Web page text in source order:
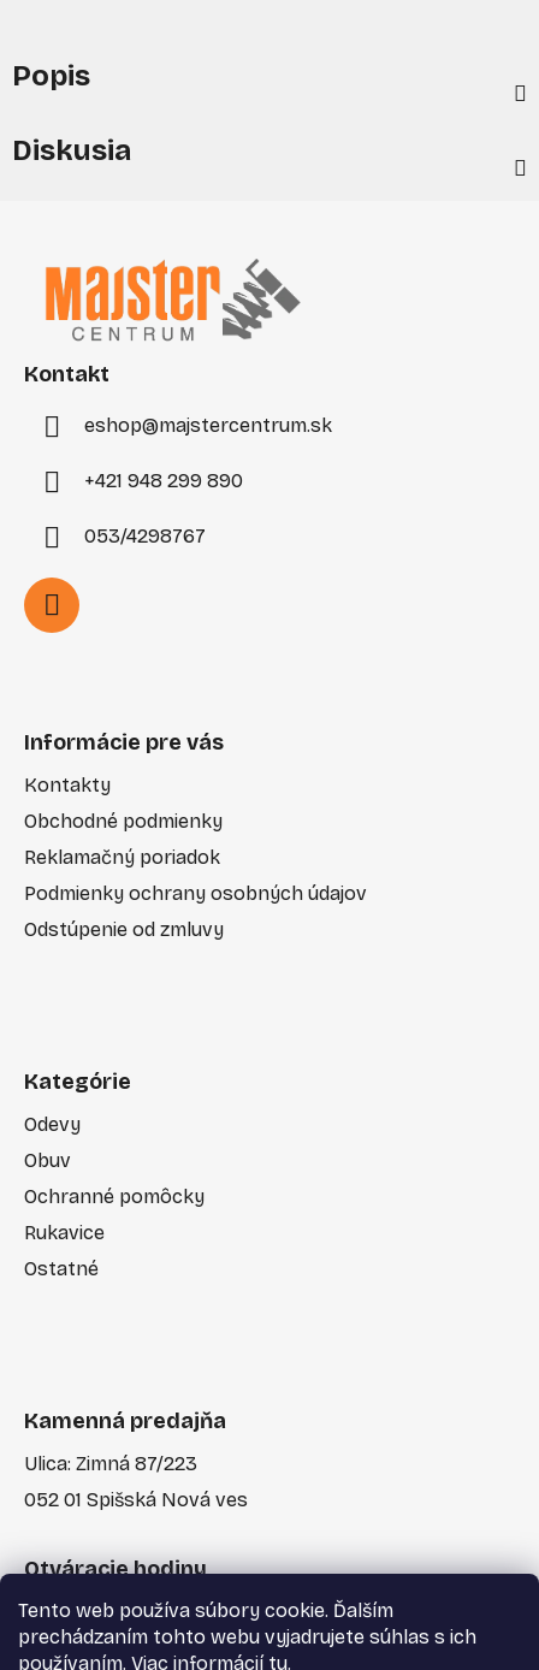
Tento web používa súbory cookie. Ďalším
prechádzaním tohto webu vyjadrujete súhlas s ich
používaním. Viac informácií tu.
Popis
Diskusia
Kontakt
eshop@majstercentrum.sk
+421 948 299 890
053/4298767
Informácie pre vás
Kontakty
Obchodné podmienky
Reklamačný poriadok
Podmienky ochrany osobných údajov
Odstúpenie od zmluvy
Kategórie
Odevy
Obuv
Ochranné pomôcky
Rukavice
Ostatné
Kamenná predajňa
Ulica: Zimná 87/223
052 01 Spišská Nová ves
Otváracie hodiny
Po-Pia: 7:30 - 17:00